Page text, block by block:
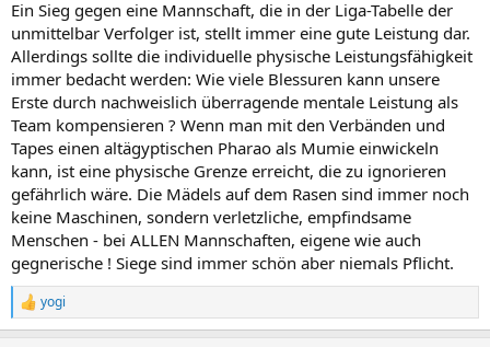
Ein Sieg gegen eine Mannschaft, die in der Liga-Tabelle der
unmittelbar Verfolger ist, stellt immer eine gute Leistung dar.
Allerdings sollte die individuelle physische Leistungsfähigkeit
immer bedacht werden: Wie viele Blessuren kann unsere
Erste durch nachweislich überragende mentale Leistung als
Team kompensieren ? Wenn man mit den Verbänden und
Tapes einen altägyptischen Pharao als Mumie einwickeln
kann, ist eine physische Grenze erreicht, die zu ignorieren
gefährlich wäre. Die Mädels auf dem Rasen sind immer noch
keine Maschinen, sondern verletzliche, empfindsame
Menschen - bei ALLEN Mannschaften, eigene wie auch
gegnerische ! Siege sind immer schön aber niemals Pflicht.
R
e
yogi